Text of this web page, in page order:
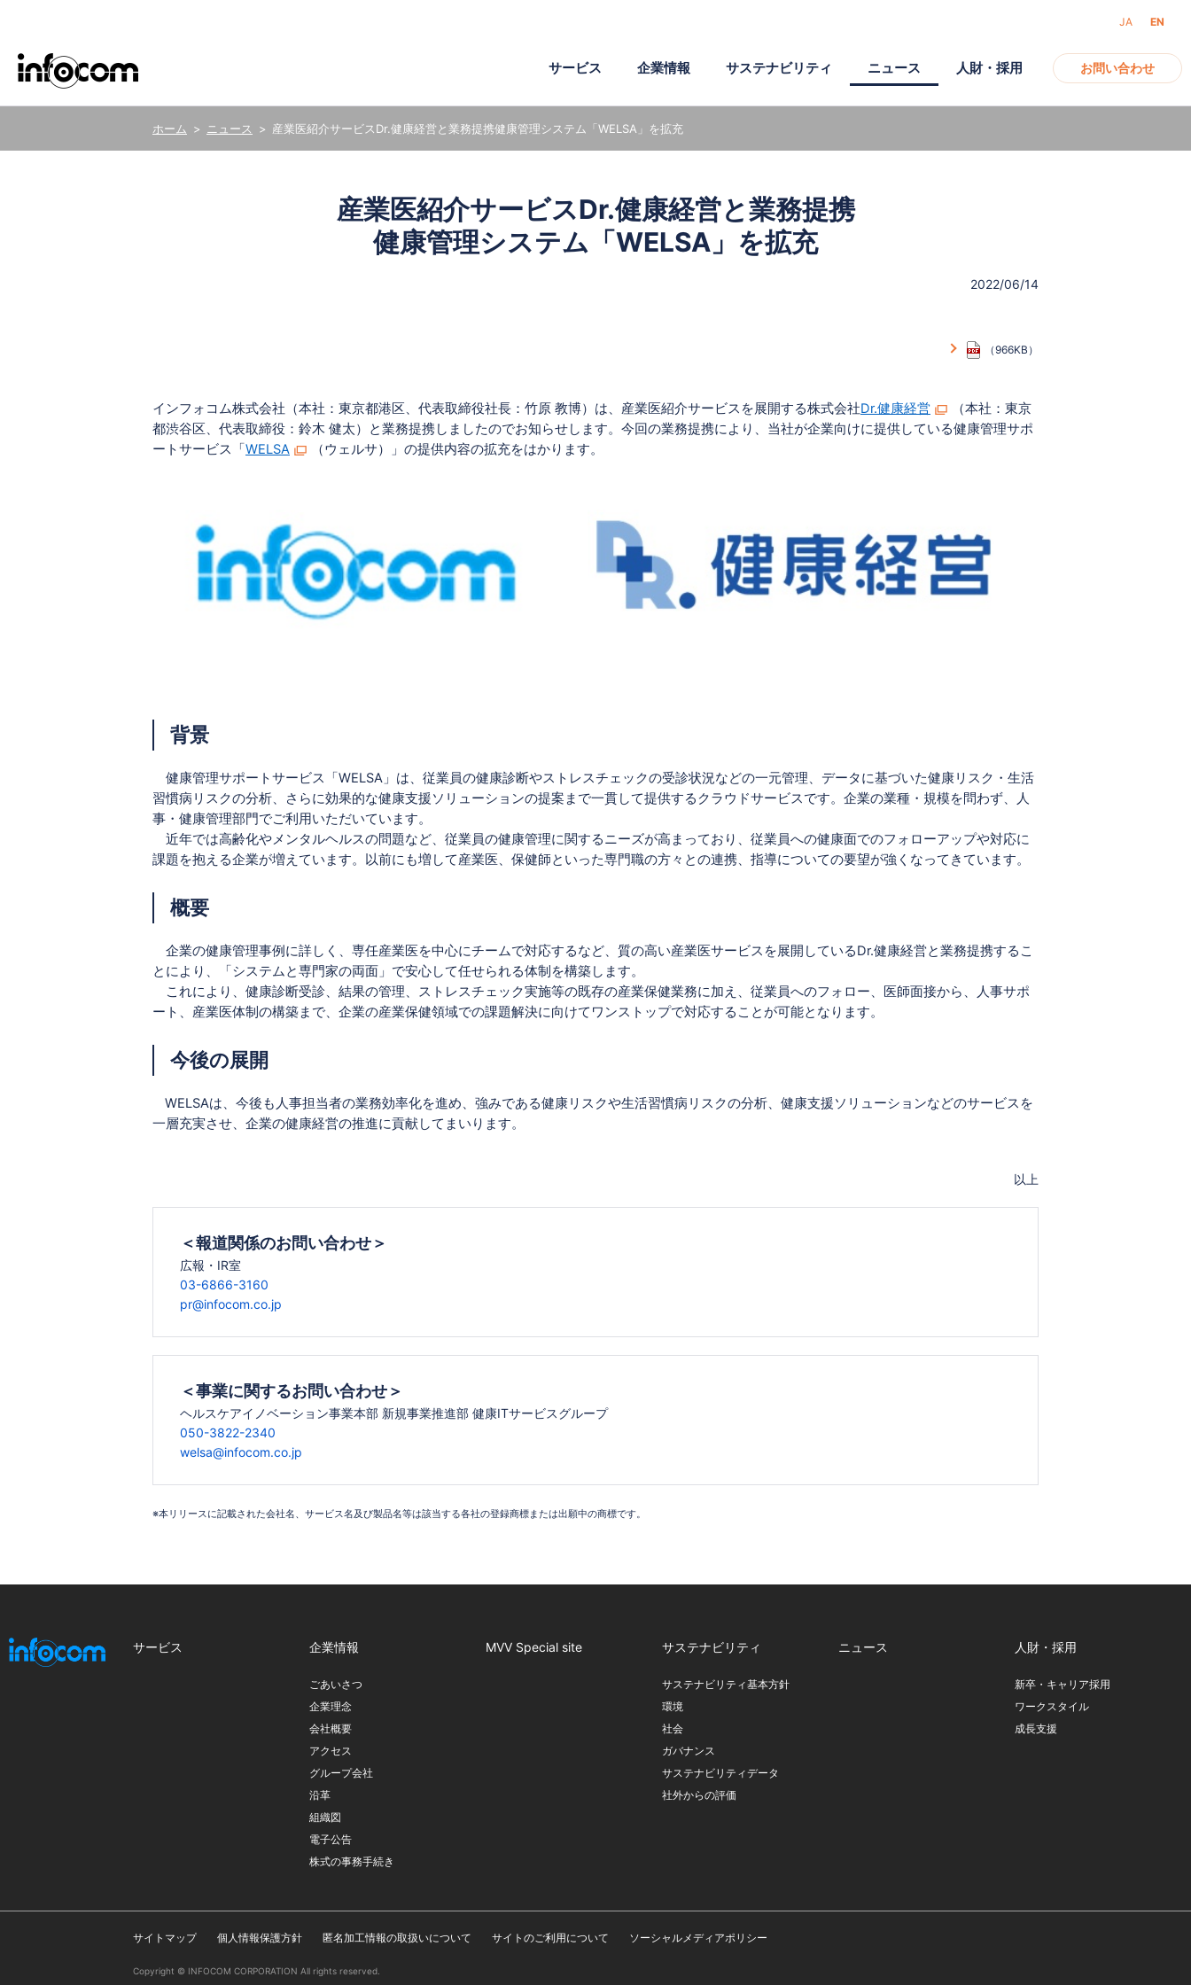
ニュース 産業医紹介サービスDr.健康経営と業務提携健康管理システム「WELSA」を拡充
産業医紹介サービスDr.健康経営と業務提携
健康管理システム「WELSA」を拡充
2022/06/14
（966KB）
インフォコム株式会社（本社：東京都港区、代表取締役社長：竹原 教博）は、産業医紹介サービスを展開する株式会社Dr.健康経営
（本社：東京
都渋谷区、代表取締役：鈴木 健太）と業務提携しましたのでお知らせします。今回の業務提携により、当社が企業向けに提供している健康管理サポ
ートサービス「WELSA （ウェルサ）」の提供内容の拡充をはかります。
背景
健康管理サポートサービス
「WELSA」は、従業員の健康診断やストレスチェックの受診状況などの一元管理、データに基づいた健康リスク・生活
習慣病リスクの分析、さらに効果的な健康支援ソリューションの提案まで一貫して提供するクラウドサービスです。企業の業種・規模を問わず、人
事・健康管理部門でご利用いただいています。
近年では高齢化やメンタルヘルスの問題など、従業員の健康管理に関するニーズが高まっており、従業員への健康面でのフォローアップや対応に
課題を抱える企業が増えています。以前にも増して産業医、保健師といった専門職の方々との連携、指導についての要望が強くなってきています。
概要
企業の健康管理事例に詳しく、専任産業医を中心にチームで対応するなど、質の高い産業医サービスを展開しているDr.健康経営と業務提携するこ
とにより、「システムと専門家の両面」で安心して任せられる体制を構築します。
これにより、健康診断受診、結果の管理、ストレスチェック実施等の既存の産業保健業務に加え、従業員へのフォロー、医師面接から、人事サポ
ート、産業医体制の構築まで、企業の産業保健領域での課題解決に向けてワンストップで対応することが可能となります。
今後の展開
WELSAは、今後も人事担当者の業務効率化を進め、強みである健康リスクや生活習慣病リスクの分析、健康支援ソリューションなどのサービスを
一層充実させ、企業の健康経営の推進に貢献してまいります。
以上
＜報道関係のお問い合わせ＞
広報・IR室
03-6866-3160
pr@infocom.co.jp
＜事業に関するお問い合わせ＞
ヘルスケアイノベーション事業本部 新規事業推進部 健康ITサービスグループ
050-3822-2340
welsa@infocom.co.jp
※本リリースに記載された会社名、サービス名及び製品名等は該当する各社の登録商標または出願中の商標です。
JA EN
お問い合わせ
サービス
医薬・製薬 AI・IoT・ビッグデータ
企業情報
ごあいさつ 企業理念 会社概要 アクセス
沿革 組織図 電子公告
サステナビリティ
サステナビリティ基本方針 環境 社会 ガバナンス
サステナビリティデータ 社外からの評価
ニュース 人財・採用
新卒・キャリア採用 ワークスタイル 成長支援
サービス 企業情報
ごあいさつ
企業理念
会社概要
アクセス
グループ会社
沿革
組織図
電子公告
株式の事務手続き
MVV Special site サステナビリティ
サステナビリティ基本方針
環境
社会
ガバナンス
サステナビリティデータ
社外からの評価
ニュース 人財・採用
新卒・キャリア採用
ワークスタイル
成長支援
サイトマップ 個人情報保護方針 匿名加工情報の取扱いについて サイトのご利用について ソーシャルメディアポリシー
Copyright © INFOCOM CORPORATION All rights reserved.